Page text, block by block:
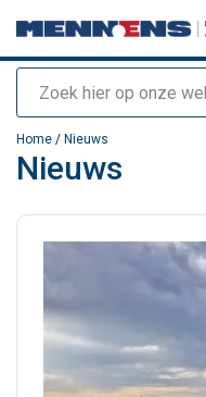
Zoeken
toegevoegd aan uw offerte
Home / Nieuws
Nieuws